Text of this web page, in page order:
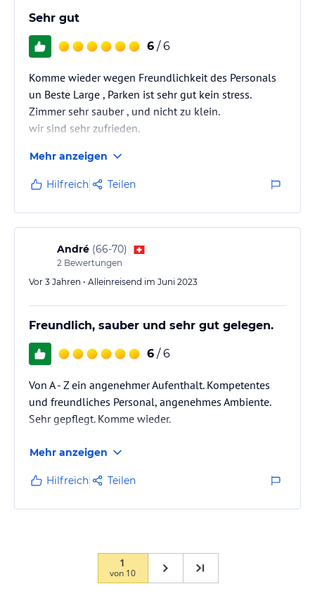
Sehr gut
6 / 6
Komme wieder wegen Freundlichkeit des Personals
un Beste Large , Parken ist sehr gut kein stress.
Zimmer sehr sauber , und nicht zu klein.
wir sind sehr zufrieden.
Mehr anzeigen
Hilfreich Teilen
André (66-70)
2 Bewertungen
Vor 3 Jahren • Alleinreisend im Juni 2023
Freundlich, sauber und sehr gut gelegen.
6 / 6
Von A - Z ein angenehmer Aufenthalt. Kompetentes
und freundliches Personal, angenehmes Ambiente.
Sehr gepflegt. Komme wieder.
Mehr anzeigen
Hilfreich Teilen
1
von 10